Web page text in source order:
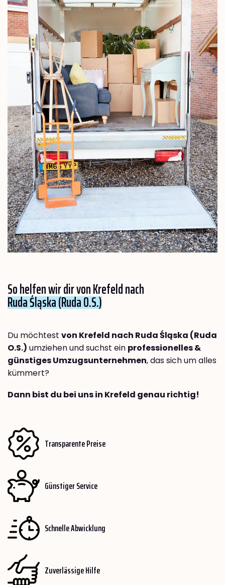
So helfen wir dir von Krefeld nach
Ruda Śląska (Ruda O.S.)
Du möchtest von Krefeld nach Ruda Śląska (Ruda
O.S.) umziehen und suchst ein professionelles &
günstiges Umzugsunternehmen, das sich um alles
kümmert?
Dann bist du bei uns in Krefeld genau richtig!
Transparente Preise
Günstiger Service
Schnelle Abwicklung
Zuverlässige Hilfe